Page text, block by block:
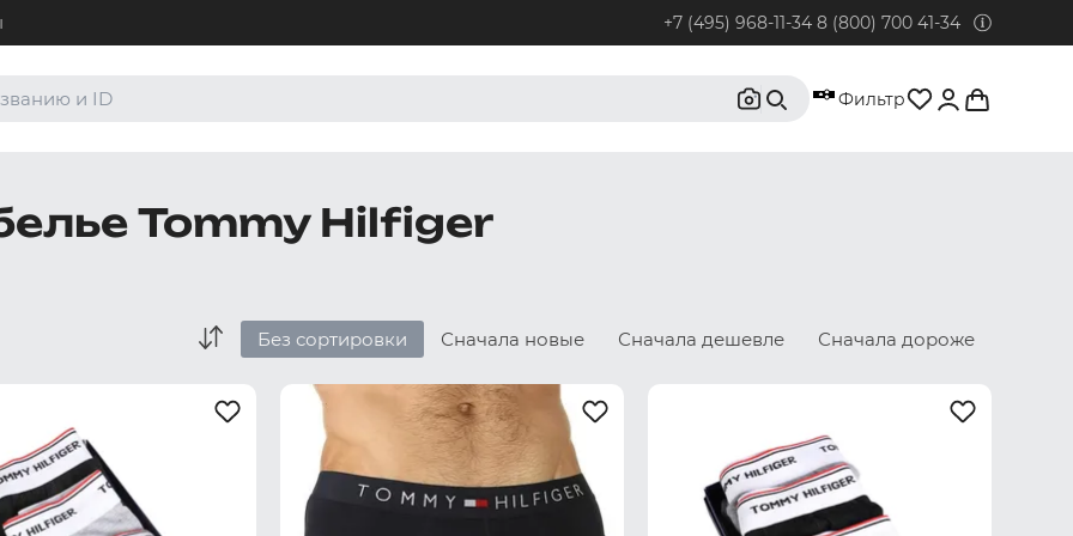
+7 (495) 968-11-34 8 (800) 700 41-34
По любым интересующим вопросам
Фильтр
Tommy Hilfiger
Без сортировки Сначала новые Сначала дешевле Сначала дороже